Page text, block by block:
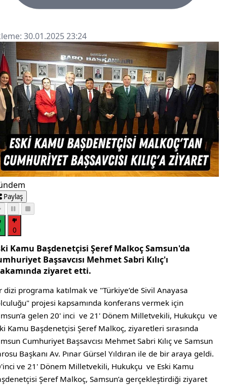
30.01.2025 23:24
Paylaş
0
Kamu Başdenetçisi Şeref Malkoç Samsun'da
Başsavcısı Mehmet Sabri Kılıç'ı
ziyaret etti.
dizi programa katılmak ve "Türkiye’de Sivil Anayasa
projesi kapsamında konferans vermek için
gelen 20' inci ve 21' Dönem Milletvekili, Hukukçu ve
Kamu Başdenetçisi Şeref Malkoç, ziyaretleri sırasında
Cumhuriyet Başsavcısı Mehmet Sabri Kılıç ve Samsun
Başkanı Av. Pınar Gürsel Yıldıran ile de bir araya geldi.
ve 21' Dönem Milletvekili, Hukukçu ve Eski Kamu
Şeref Malkoç, Samsun’a gerçekleştirdiği ziyaret